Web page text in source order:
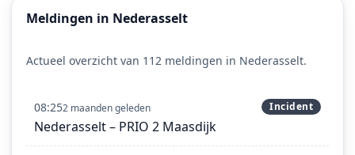
Meldingen in Nederasselt
Actueel overzicht van 112 meldingen in Nederasselt.
08:252 maanden geleden Incident
Nederasselt – PRIO 2 Maasdijk